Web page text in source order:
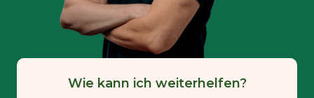
Wie kann ich weiterhelfen?